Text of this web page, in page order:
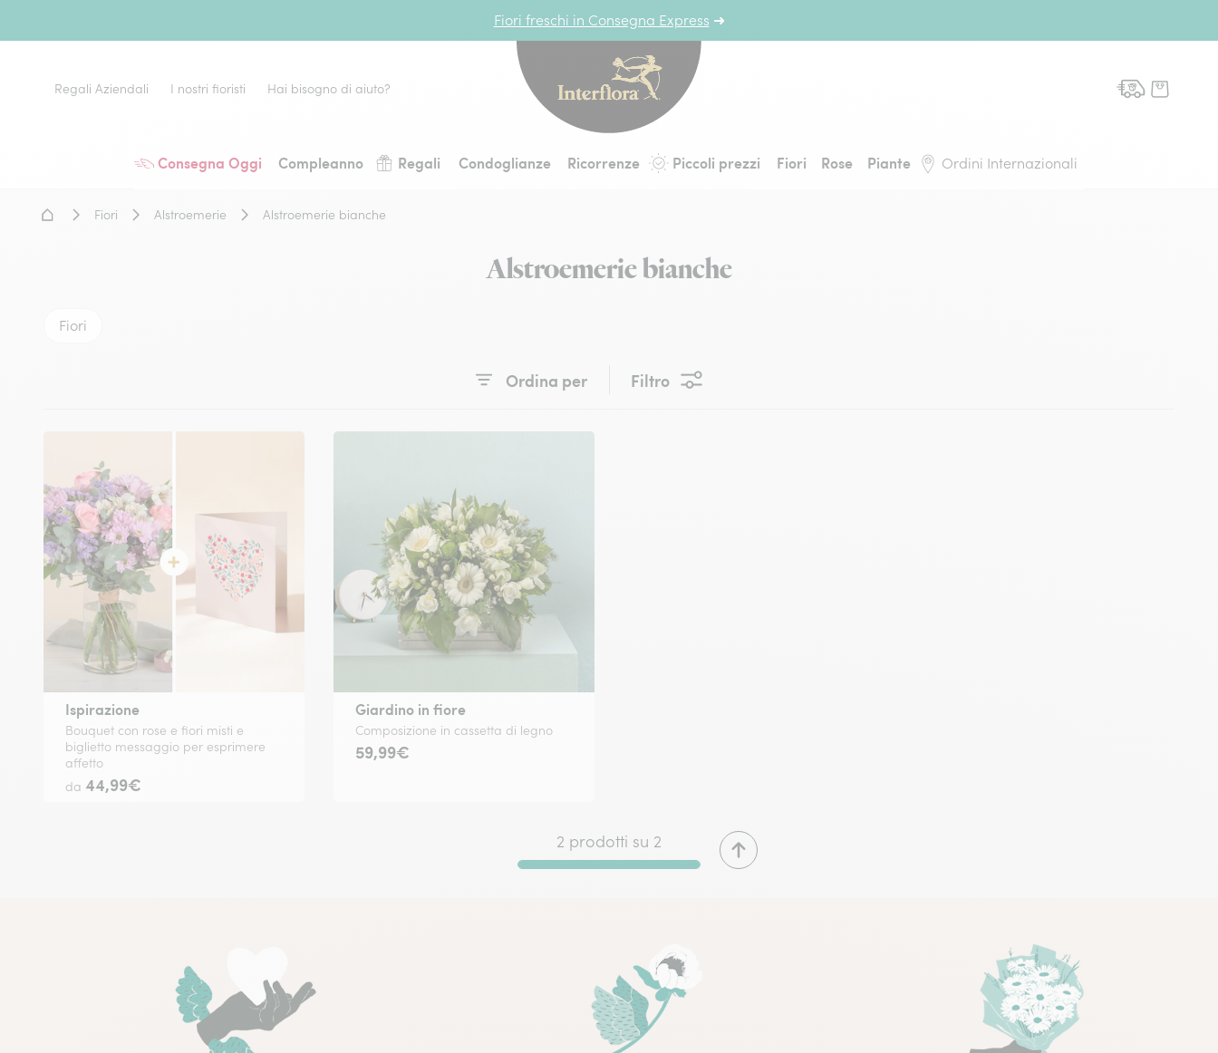
Fiori freschi in Consegna Express ➜
Consegna Oggi Compleanno Regali Condoglianze Ricorrenze Piccoli prezzi Fiori Rose Piante Ordini Internazionali
Regali Aziendali I nostri fioristi Hai bisogno di aiuto?
Home - Fiori a domicilio
Fiori Alstroemerie Alstroemerie bianche
Alstroemerie bianche
Fiori
Ordina per Filtro
Ispirazione
Bouquet con rose e fiori misti e
biglietto messaggio per esprimere
affetto
da 44,99€
Giardino in fiore
Composizione in cassetta di legno
59,99€
2 prodotti su 2